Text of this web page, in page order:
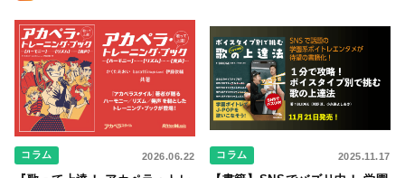
コラム 2026.06.22 コラム 2025.11.17